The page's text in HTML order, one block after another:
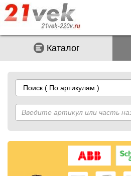
Каталог
Поиск ( По артикулам )